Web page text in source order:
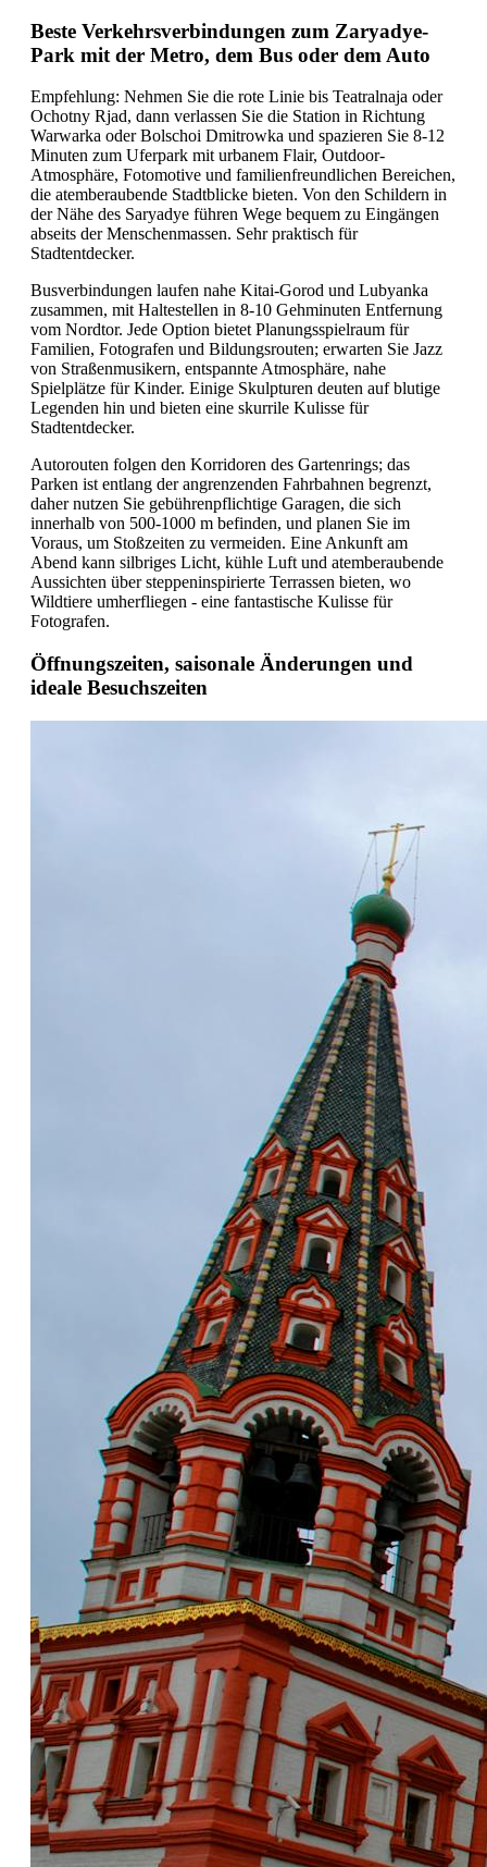
Beste Verkehrsverbindungen zum Zaryadye-
Park mit der Metro, dem Bus oder dem Auto
Empfehlung: Nehmen Sie die rote Linie bis Teatralnaja oder
Ochotny Rjad, dann verlassen Sie die Station in Richtung
Warwarka oder Bolschoi Dmitrowka und spazieren Sie 8-12
Minuten zum Uferpark mit urbanem Flair, Outdoor-
Atmosphäre, Fotomotive und familienfreundlichen Bereichen,
die atemberaubende Stadtblicke bieten. Von den Schildern in
der Nähe des Saryadye führen Wege bequem zu Eingängen
abseits der Menschenmassen. Sehr praktisch für
Stadtentdecker.
Busverbindungen laufen nahe Kitai-Gorod und Lubyanka
zusammen, mit Haltestellen in 8-10 Gehminuten Entfernung
vom Nordtor. Jede Option bietet Planungsspielraum für
Familien, Fotografen und Bildungsrouten; erwarten Sie Jazz
von Straßenmusikern, entspannte Atmosphäre, nahe
Spielplätze für Kinder. Einige Skulpturen deuten auf blutige
Legenden hin und bieten eine skurrile Kulisse für
Stadtentdecker.
Autorouten folgen den Korridoren des Gartenrings; das
Parken ist entlang der angrenzenden Fahrbahnen begrenzt,
daher nutzen Sie gebührenpflichtige Garagen, die sich
innerhalb von 500-1000 m befinden, und planen Sie im
Voraus, um Stoßzeiten zu vermeiden. Eine Ankunft am
Abend kann silbriges Licht, kühle Luft und atemberaubende
Aussichten über steppeninspirierte Terrassen bieten, wo
Wildtiere umherfliegen - eine fantastische Kulisse für
Fotografen.
Öffnungszeiten, saisonale Änderungen und
ideale Besuchszeiten